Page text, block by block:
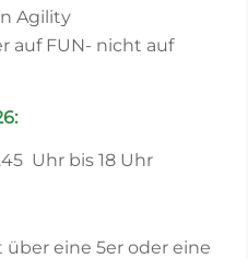
Agility
auf FUN- nicht auf
Uhr bis 18 Uhr
eine 5er oder eine